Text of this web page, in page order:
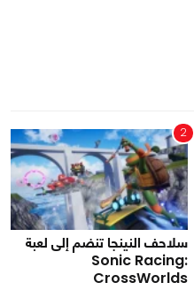
2
سلاحف النينجا تنضم إلى لعبة
Sonic Racing:
CrossWorlds